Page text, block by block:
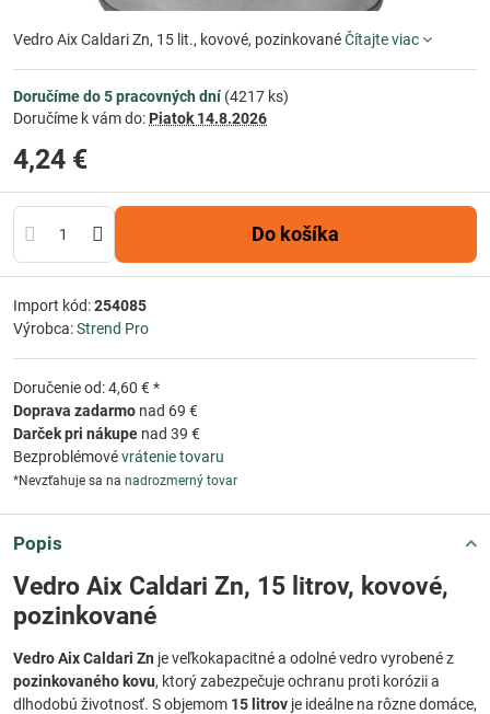
Vedro Aix Caldari Zn, 15 lit., kovové, pozinkovanéČítajte viac
Doručíme do 5 pracovných dní(4217 ks)
Doručíme k vám do: Piatok 14.8.2026
4,24 €
Do košíka
Import kód:254085
Výrobca:Strend Pro
Doručenie od: 4,60 € *
Doprava zadarmo nad 69 €
Darček pri nákupe nad 39 €
Bezproblémovévrátenie tovaru
*Nevzťahuje sa na nadrozmerný tovar
Popis
Vedro Aix Caldari Zn, 15 litrov, kovové,
pozinkované
Vedro Aix Caldari Zn je veľkokapacitné a odolné vedro vyrobené z
pozinkovaného kovu, ktorý zabezpečuje ochranu proti korózii a
dlhodobú životnosť. S objemom 15 litrov je ideálne na rôzne domáce,